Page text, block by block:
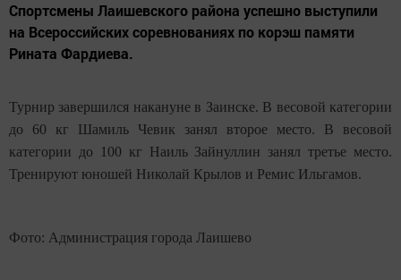
Спортсмены Лаишевского района успешно выступили
на Всероссийских соревнованиях по корэш памяти
Рината Фардиева.
Турнир завершился накануне в Заинске. В весовой категории
до 60 кг Шамиль Чевик занял второе место. В весовой
категории до 100 кг Наиль Зайнуллин занял третье место.
Тренируют юношей Николай Крылов и Ремис Ильгамов.
Фото: Администрация города Лаишево